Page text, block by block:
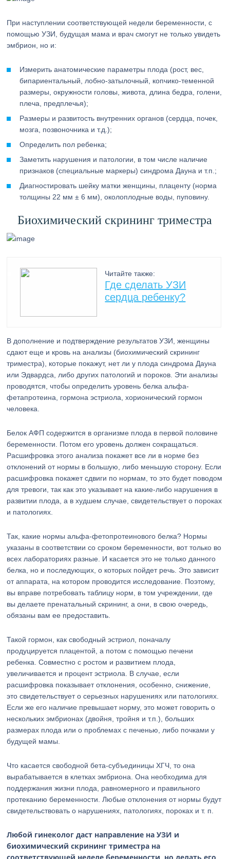
При наступлении соответствующей недели беременности, с
помощью УЗИ, будущая мама и врач смогут не только увидеть
эмбрион, но и:
Измерить анатомические параметры плода (рост, вес,
бипариентальный, лобно-затылочный, копчико-теменной
размеры, окружности головы, живота, длина бедра, голени,
плеча, предплечья);
Размеры и развитость внутренних органов (сердца, почек,
мозга, позвоночника и т.д.);
Определить пол ребенка;
Заметить нарушения и патологии, в том числе наличие
признаков (специальные маркеры) синдрома Дауна и т.п.;
Диагностировать шейку матки женщины, плаценту (норма
толщины 22 мм ± 6 мм), околоплодные воды, пуповину.
Биохимический скрининг триместра
Читайте также:
Где сделать УЗИ
сердца ребенку?
В дополнение и подтверждение результатов УЗИ, женщины
сдают еще и кровь на анализы (биохимический скрининг
триместра), которые покажут, нет ли у плода синдрома Дауна
или Эдвардса, либо других патологий и пороков. Эти анализы
проводятся, чтобы определить уровень белка альфа-
фетапротеина, гормона эстриола, хорионический гормон
человека.
Белок АФП содержится в организме плода в первой половине
беременности. Потом его уровень должен сокращаться.
Расшифровка этого анализа покажет все ли в норме без
отклонений от нормы в большую, либо меньшую сторону. Если
расшифровка покажет сдвиги по нормам, то это будет поводом
для тревоги, так как это указывает на какие-либо нарушения в
развитии плода, а в худшем случае, свидетельствует о пороках
и патологиях.
Так, какие нормы альфа-фетопротеинового белка? Нормы
указаны в соответствии со сроком беременности, вот только во
всех лабораториях разные. И касается это не только данного
белка, но и последующих, о которых пойдет речь. Это зависит
от аппарата, на котором проводится исследование. Поэтому,
вы вправе потребовать таблицу норм, в том учреждении, где
вы делаете пренатальный скрининг, а они, в свою очередь,
обязаны вам ее предоставить.
Такой гормон, как свободный эстриол, поначалу
продуцируется плацентой, а потом с помощью печени
ребенка. Совместно с ростом и развитием плода,
увеличивается и процент эстриола. В случае, если
расшифровка показывает отклонения, особенно, снижение,
это свидетельствует о серьезных нарушениях или патологиях.
Если же его наличие превышает норму, это может говорить о
нескольких эмбрионах (двойня, тройня и т.п.), больших
размерах плода или о проблемах с печенью, либо почками у
будущей мамы.
Что касается свободной бета-субъединицы ХГЧ, то она
вырабатывается в клетках эмбриона. Она необходима для
поддержания жизни плода, равномерного и правильного
протеканию беременности. Любые отклонения от нормы будут
свидетельствовать о нарушениях, патологиях, пороках и т. п.
Любой гинеколог даст направление на УЗИ и
биохимический скрининг триместра на